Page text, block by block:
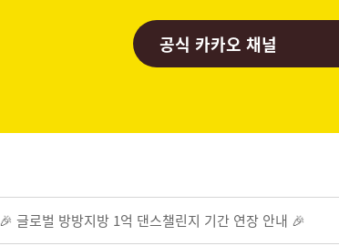
공식 카카오 채널
🎉 글로벌 방방지방 1억 댄스챌린지 기간 연장 안내 🎉